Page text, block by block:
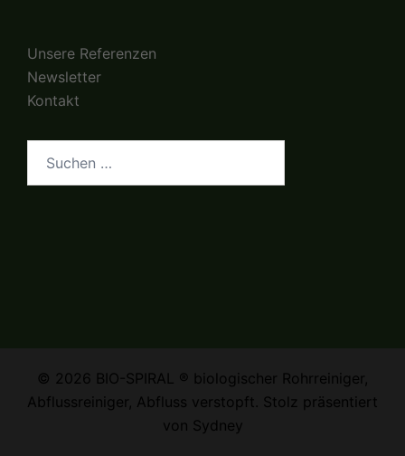
Unsere Referenzen
Newsletter
Kontakt
© 2026 BIO-SPIRAL ® biologischer Rohrreiniger,
Abflussreiniger, Abfluss verstopft. Stolz präsentiert
von Sydney